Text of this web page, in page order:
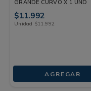
GRANDE CURVO X 1 UND
$11.992
Unidad $11.992
AGREGAR